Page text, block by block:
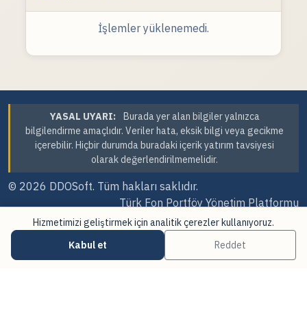
İşlemler yüklenemedi.
YASAL UYARI:
Burada yer alan bilgiler yalnızca
bilgilendirme amaçlıdır. Veriler hata, eksik bilgi veya gecikme
içerebilir. Hiçbir durumda buradaki içerik yatırım tavsiyesi
olarak değerlendirilmemelidir.
© 2026 DDOSoft. Tüm hakları saklıdır.
Türk Fon Portföy Yönetim Platformu
Sürüm Tarihi: 06.08.2026 09:58
Veri Kaynakları·
Hizmetimizi geliştirmek için analitik çerezler kullanıyoruz.
Kabul et
Reddet